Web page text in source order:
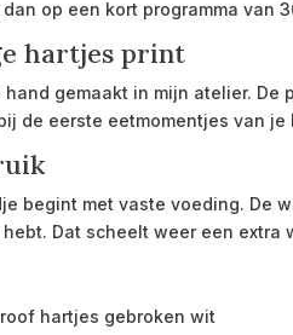
op een kort programma van
hartjes print
gemaakt in mijn atelier.
de eerste eetmomentjes van je
begint met vaste voeding.
Dat scheelt weer een
hartjes gebroken wit